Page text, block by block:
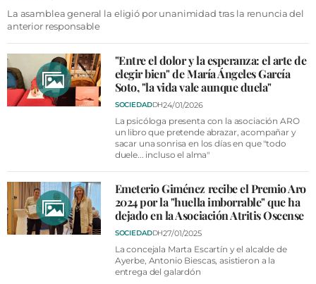
CONTACTAR
FIESTAS EN EL ALTO ARAGÓN
FIESTAS DE SAN LORENZO
AGENDA
HORÓSCOPO
ESQUELAS
CLUB DEL AMIGO MILITANTE
La asamblea general la eligió por unanimidad tras la renuncia del
anterior responsable
"Entre el dolor y la esperanza: el arte de
elegir bien" de María Ángeles García
Soto, "la vida vale aunque duela"
SOCIEDADDH24/01/2026
La psicóloga presenta con la asociación ARO
un libro que pretende abrazar, acompañar y
sacar una sonrisa en los días en que "todo
duele... incluso el alma"
Emeterio Giménez recibe el Premio Aro
2024 por la "huella imborrable" que ha
dejado en la Asociación Atritis Oscense
SOCIEDADDH27/01/2025
La concejala Marta Escartín y el alcalde de
Ayerbe, Antonio Biescas, asistieron a la
entrega del galardón